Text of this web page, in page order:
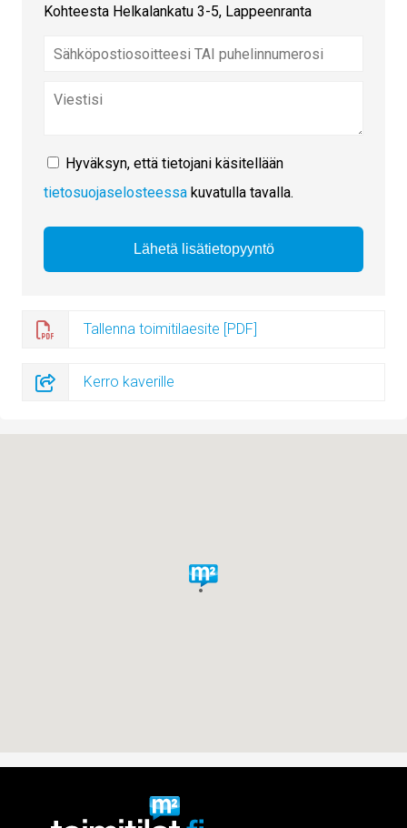
Kohteesta Helkalankatu 3-5, Lappeenranta
Hyväksyn, että tietojani käsitellään
tietosuojaselosteessa kuvatulla tavalla.
Tallenna toimitilaesite [PDF]
Kerro kaverille